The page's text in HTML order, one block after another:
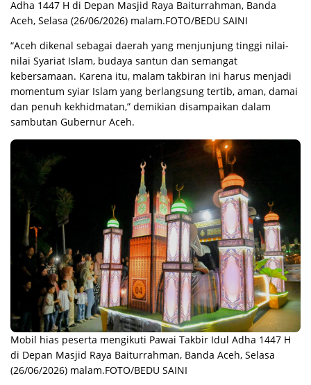
Adha 1447 H di Depan Masjid Raya Baiturrahman, Banda
Aceh, Selasa (26/06/2026) malam.FOTO/BEDU SAINI
“Aceh dikenal sebagai daerah yang menjunjung tinggi nilai-
nilai Syariat Islam, budaya santun dan semangat
kebersamaan. Karena itu, malam takbiran ini harus menjadi
momentum syiar Islam yang berlangsung tertib, aman, damai
dan penuh kekhidmatan,” demikian disampaikan dalam
sambutan Gubernur Aceh.
Mobil hias peserta mengikuti Pawai Takbir Idul Adha 1447 H
di Depan Masjid Raya Baiturrahman, Banda Aceh, Selasa
(26/06/2026) malam.FOTO/BEDU SAINI